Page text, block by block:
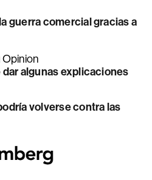
guerra comercial gracias a
algunas explicaciones
volverse contra las